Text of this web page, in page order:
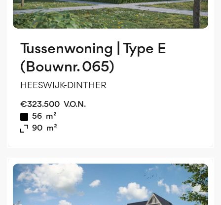
Tussenwoning | Type E
(Bouwnr. 065)
HEESWIJK-DINTHER
€323.500 V.O.N.
56 m²
90 m²